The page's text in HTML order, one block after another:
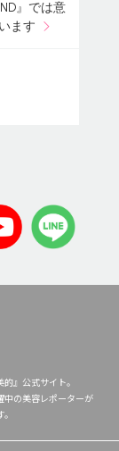
』では意
ます
』公式サイト。
中の美容レポーターが